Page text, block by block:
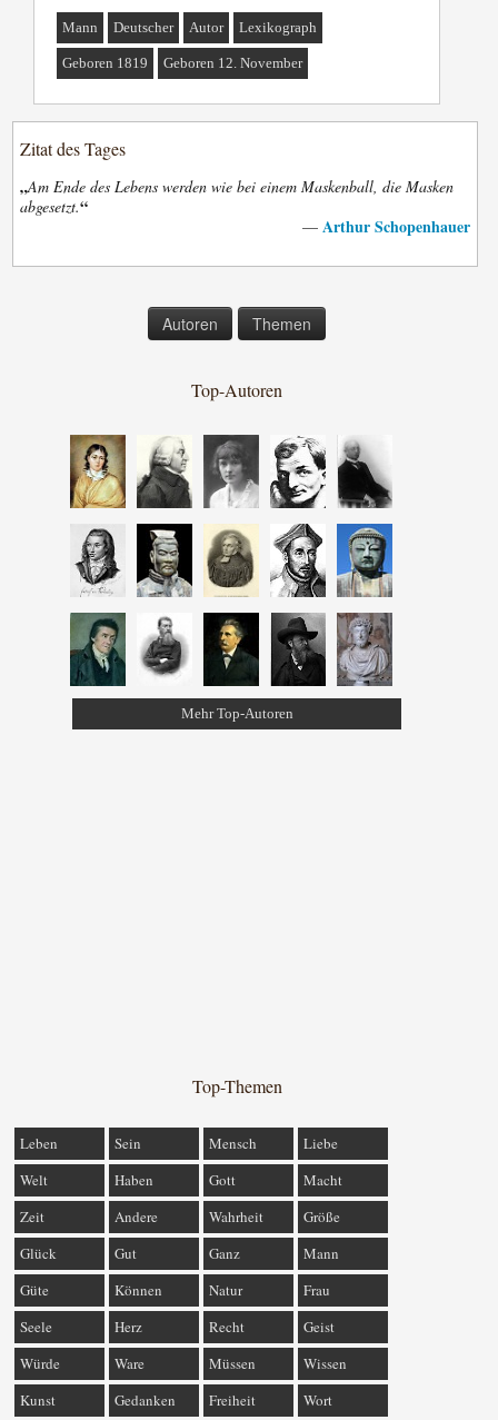
Mann Deutscher Autor Lexikograph
Geboren 1819 Geboren 12. November
Zitat des Tages
„Am Ende des Lebens werden wie bei einem Maskenball, die Masken
abgesetzt.“
— Arthur Schopenhauer
Autoren Themen
Top-Autoren
Mehr Top-Autoren
Top-Themen
Leben Sein Mensch
Liebe
Welt
Haben Gott
Macht
Zeit
Andere Wahrheit
Größe
Glück
Gut Ganz
Mann
Güte
Können Natur
Frau
Seele
Herz Recht
Geist
Würde
Ware Müssen
Wissen
Kunst
Gedanken Freiheit Wort